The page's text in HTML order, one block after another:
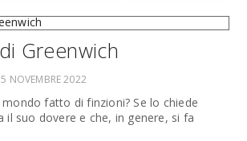
Greenwich
NOVEMBRE 2022
fatto di finzioni? Se lo chiede
il suo dovere e che, in genere, si fa